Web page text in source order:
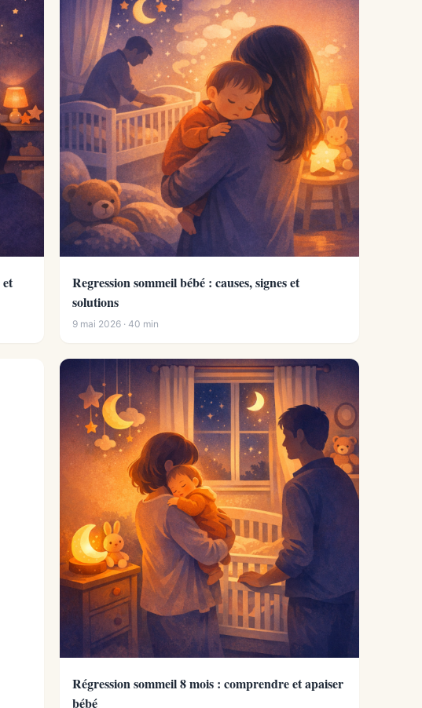
Regression sommeil bébé : causes, signes et
solutions
9 mai 2026 · 40 min
Régression sommeil 8 mois : comprendre et apaiser
bébé